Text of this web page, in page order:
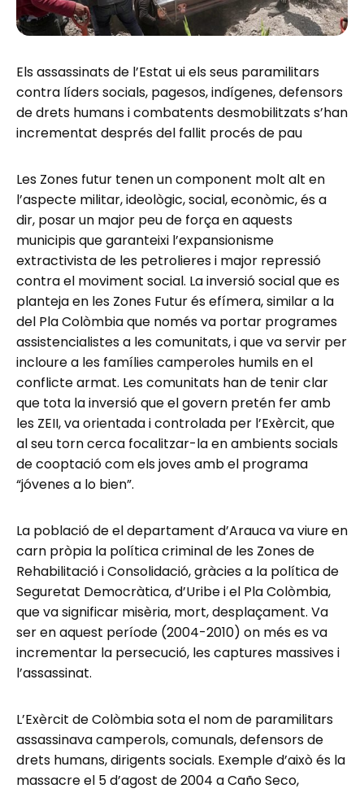
Els assassinats de l’Estat ui els seus paramilitars
contra líders socials, pagesos, indígenes, defensors
de drets humans i combatents desmobilitzats s’han
incrementat després del fallit procés de pau
Les Zones futur tenen un component molt alt en
l’aspecte militar, ideològic, social, econòmic, és a
dir, posar un major peu de força en aquests
municipis que garanteixi l’expansionisme
extractivista de les petrolieres i major repressió
contra el moviment social. La inversió social que es
planteja en les Zones Futur és efímera, similar a la
del Pla Colòmbia que només va portar programes
assistencialistes a les comunitats, i que va servir per
incloure a les famílies camperoles humils en el
conflicte armat. Les comunitats han de tenir clar
que tota la inversió que el govern pretén fer amb
les ZEII, va orientada i controlada per l’Exèrcit, que
al seu torn cerca focalitzar-la en ambients socials
de cooptació com els joves amb el programa
“jóvenes a lo bien”.
La població de el departament d’Arauca va viure en
carn pròpia la política criminal de les Zones de
Rehabilitació i Consolidació, gràcies a la política de
Seguretat Democràtica, d’Uribe i el Pla Colòmbia,
que va significar misèria, mort, desplaçament. Va
ser en aquest període (2004-2010) on més es va
incrementar la persecució, les captures massives i
l’assassinat.
L’Exèrcit de Colòmbia sota el nom de paramilitars
assassinava camperols, comunals, defensors de
drets humans, dirigents socials. Exemple d’això és la
massacre el 5 d’agost de 2004 a Caño Seco,